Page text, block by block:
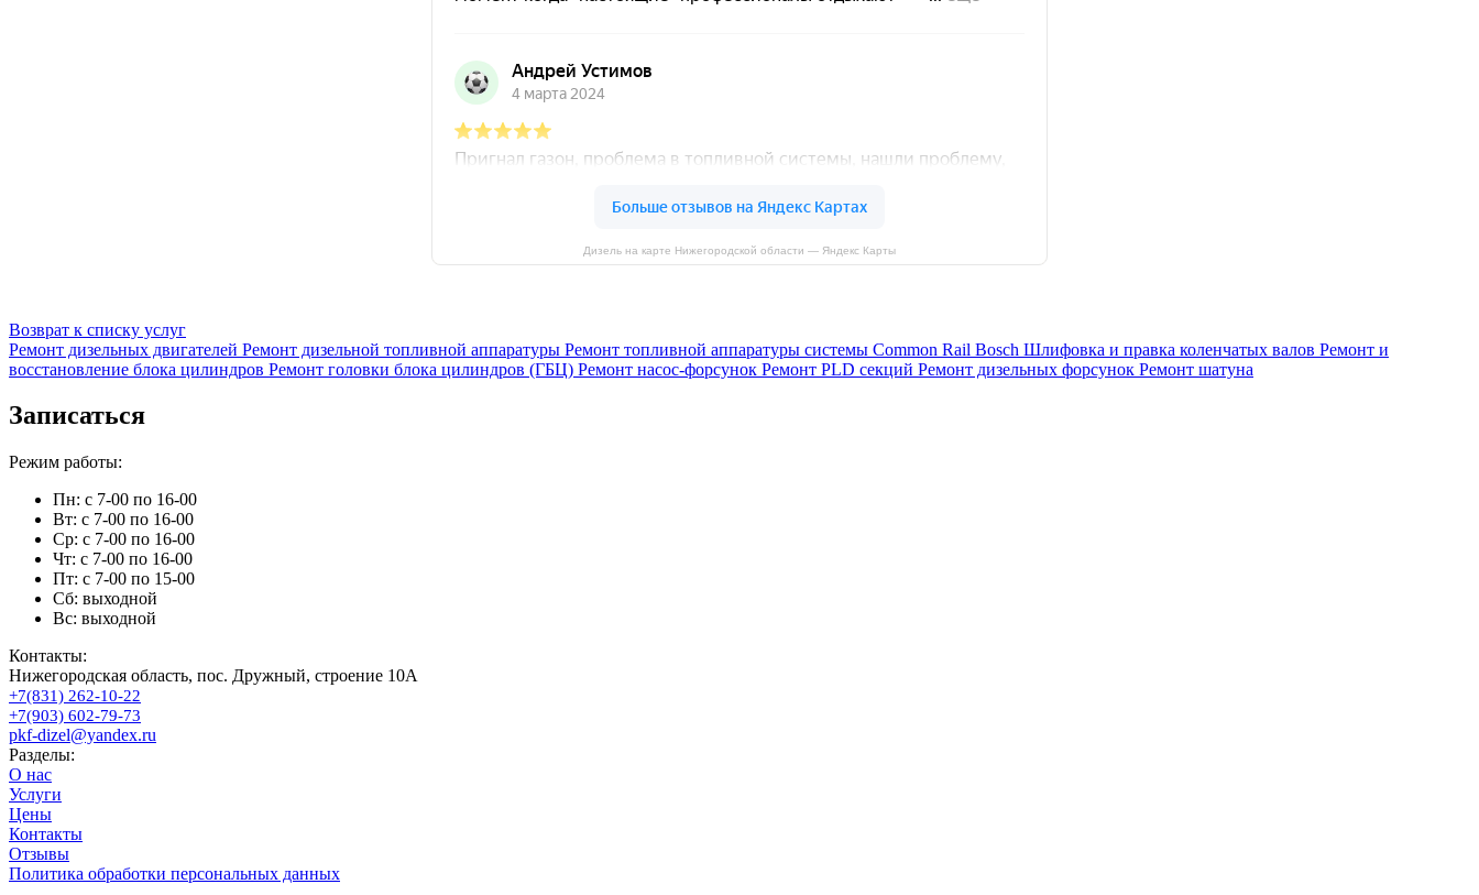
Дизель на карте Нижегородской области — Яндекс Карты
Возврат к списку услуг
Ремонт дизельных двигателей Ремонт дизельной топливной аппаратуры Ремонт топливной аппаратуры системы Common Rail Bosch Шлифовка и правка коленчатых валов Ремонт и
восстановление блока цилиндров Ремонт головки блока цилиндров (ГБЦ) Ремонт насос-форсунок Ремонт PLD секций Ремонт дизельных форсунок Ремонт шатуна
Записаться
Режим работы:
Пн: с 7-00 по 16-00
Вт: с 7-00 по 16-00
Ср: с 7-00 по 16-00
Чт: с 7-00 по 16-00
Пт: с 7-00 по 15-00
Сб: выходной
Вс: выходной
Контакты:
Нижегородская область, пос. Дружный, строение 10А
+7(831) 262-10-22
+7(903) 602-79-73
pkf-dizel@yandex.ru
Разделы:
О нас
Услуги
Цены
Контакты
Отзывы
Политика обработки персональных данных